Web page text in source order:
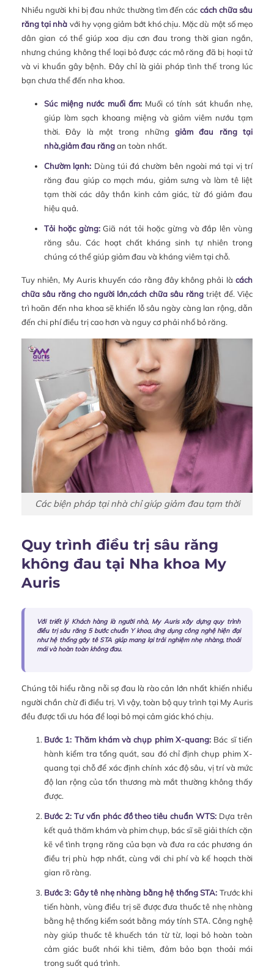
Nhiều người khi bị đau nhức thường tìm đến các cách chữa sâu
răng tại nhà với hy vọng giảm bớt khó chịu. Mặc dù một số mẹo
dân gian có thể giúp xoa dịu cơn đau trong thời gian ngắn,
nhưng chúng không thể loại bỏ được các mô răng đã bị hoại tử
và vi khuẩn gây bệnh. Đây chỉ là giải pháp tình thế trong lúc
bạn chưa thể đến nha khoa.
Súc miệng nước muối ấm:Muối có tính sát khuẩn nhẹ,
giúp làm sạch khoang miệng và giảm viêm nướu tạm
thời. Đây là một trong những giảm đau răng tại
nhà,giảm đau răngan toàn nhất.
Chườm lạnh: Dùng túi đá chườm bên ngoài má tại vị trí
răng đau giúp co mạch máu, giảm sưng và làm tê liệt
tạm thời các dây thần kinh cảm giác, từ đó giảm đau
hiệu quả.
Tỏi hoặc gừng:Giã nát tỏi hoặc gừng và đắp lên vùng
răng sâu. Các hoạt chất kháng sinh tự nhiên trong
chúng có thể giúp giảm đau và kháng viêm tại chỗ.
Tuy nhiên, My Auris khuyến cáo rằng đây không phải là cách
chữa sâu răng cho người lớn,cách chữa sâu răng triệt để. Việc
trì hoãn đến nha khoa sẽ khiến lỗ sâu ngày càng lan rộng, dẫn
đến chi phí điều trị cao hơn và nguy cơ phải nhổ bỏ răng.
Các biện pháp tại nhà chỉ giúp giảm đau tạm thời
Quy trình điều trị sâu răng
không đau tại Nha khoa My
Auris
Với triết lý Khách hàng là người nhà, My Auris xây dựng quy trình
điều trị sâu răng 5 bước chuẩn Y khoa, ứng dụng công nghệ hiện đại
như hệ thống gây tê STA giúp mang lại trải nghiệm nhẹ nhàng, thoải
mái và hoàn toàn không đau.
Chúng tôi hiểu rằng nỗi sợ đau là rào cản lớn nhất khiến nhiều
người chần chừ đi điều trị. Vì vậy, toàn bộ quy trình tại My Auris
đều được tối ưu hóa để loại bỏ mọi cảm giác khó chịu.
Bước 1: Thăm khám và chụp phim X-quang: Bác sĩ tiến
hành kiểm tra tổng quát, sau đó chỉ định chụp phim X-
quang tại chỗ để xác định chính xác độ sâu, vị trí và mức
độ lan rộng của tổn thương mà mắt thường không thấy
được.
Bước 2: Tư vấn phác đồ theo tiêu chuẩn WTS: Dựa trên
kết quả thăm khám và phim chụp, bác sĩ sẽ giải thích cặn
kẽ về tình trạng răng của bạn và đưa ra các phương án
điều trị phù hợp nhất, cùng với chi phí và kế hoạch thời
gian rõ ràng.
Bước 3: Gây tê nhẹ nhàng bằng hệ thống STA: Trước khi
tiến hành, vùng điều trị sẽ được đưa thuốc tê nhẹ nhàng
bằng hệ thống kiểm soát bằng máy tính STA. Công nghệ
này giúp thuốc tê khuếch tán từ từ, loại bỏ hoàn toàn
cảm giác buốt nhói khi tiêm, đảm bảo bạn thoải mái
trong suốt quá trình.